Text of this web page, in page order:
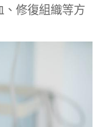
、修復組織等方